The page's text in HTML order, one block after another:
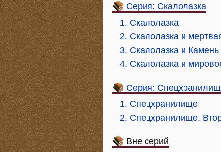
Серия: Скалолазка
1. Скалолазка
2. Скалолазка и
3. Скалолазка и
4. Скалолазка и
Серия:
1. Спецхранилище
2. Спецхранилище.
Вне серий